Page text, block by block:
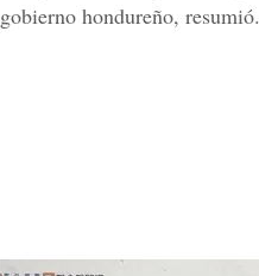
gobierno hondureño, resumió.